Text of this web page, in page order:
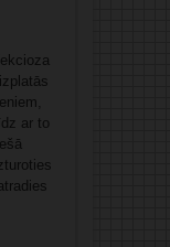
ar to